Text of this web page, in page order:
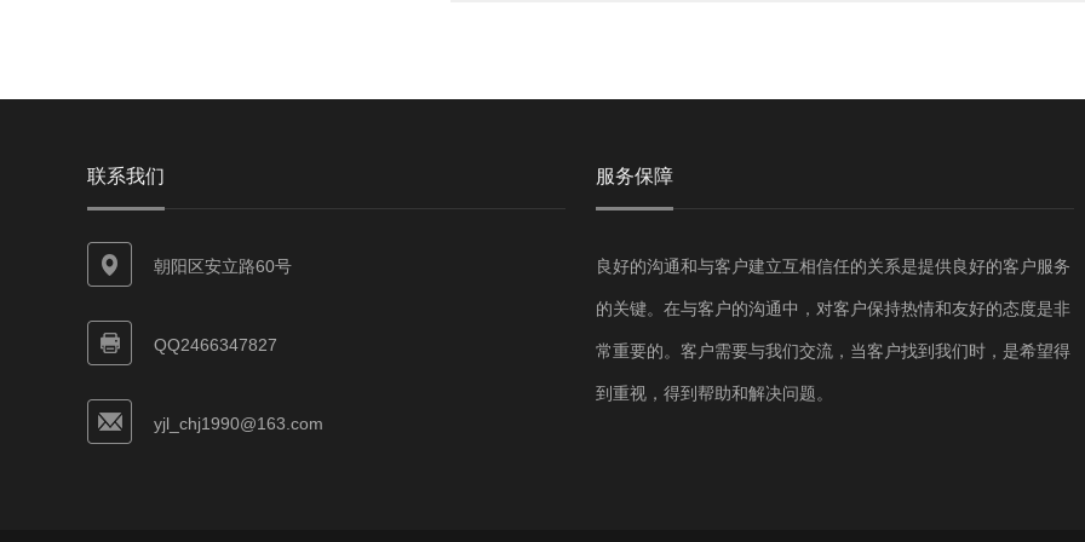
联系我们
朝阳区安立路60号
QQ2466347827
yjl_chj1990@163.com
服务保障
良好的沟通和与客户建立互相信任的关系是提供良好的客户服务
的关键。在与客户的沟通中，对客户保持热情和友好的态度是非
常重要的。客户需要与我们交流，当客户找到我们时，是希望得
到重视，得到帮助和解决问题。